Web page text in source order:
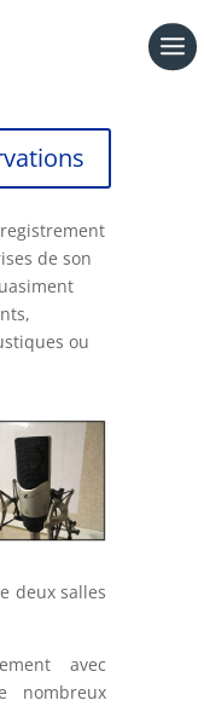
de son
ou
deux salles
avec
nombreux